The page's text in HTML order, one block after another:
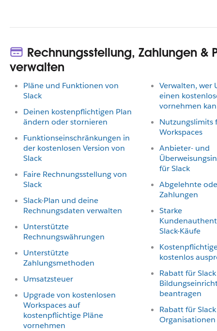
Rechnungsstellung, Zahlungen &
verwalten
Pläne und Funktionen von
Slack
Deinen kostenpflichtigen Plan
ändern oder stornieren
Funktionseinschränkungen in
der kostenlosen Version von
Slack
Faire Rechnungsstellung von
Slack
Slack-Plan und deine
Rechnungsdaten verwalten
Unterstützte
Rechnungswährungen
Unterstützte
Zahlungsmethoden
Umsatzsteuer
Upgrade von kostenlosen
Workspaces auf
kostenpflichtige Pläne
vornehmen
Verwalten, wer
einen
vornehmen
Nutzungslimits
Workspaces
Anbieter- und
für Slack
Abgelehnte
Zahlungen
Starke
Slack-Käufe
kostenlos
Rabatt für
beantragen
Rabatt für